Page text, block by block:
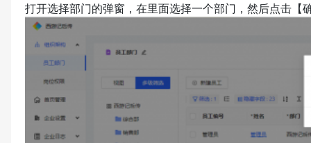
打开选择部门的弹窗，在里面选择一个部门，然后点击【